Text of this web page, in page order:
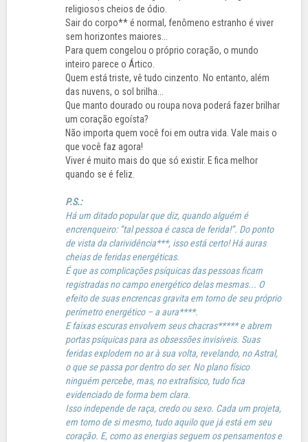
religiosos cheios de ódio.
Sair do corpo** é normal, fenômeno estranho é viver
sem horizontes maiores...
Para quem congelou o próprio coração, o mundo
inteiro parece o Ártico.
Quem está triste, vê tudo cinzento. No entanto, além
das nuvens, o sol brilha...
Que manto dourado ou roupa nova poderá fazer brilhar
um coração egoísta?
Não importa quem você foi em outra vida. Vale mais o
que você faz agora!
Viver é muito mais do que só existir. E fica melhor
quando se é feliz.
P.S.:
Há um ditado popular que diz, quando alguém é
encrenqueiro: “tal pessoa é casca de ferida!”. Do ponto
de vista da clarividência***, isso está certo! Há auras
cheias de feridas energéticas.
É que as complicações psíquicas das pessoas ficam
registradas no campo energético delas mesmas... O
efeito de suas encrencas gravita em torno de seu próprio
perímetro energético – a aura****.
E faixas escuras envolvem seus chacras***** e abrem
portas psíquicas para as obsessões invisíveis. Suas
feridas explodem no ar à sua volta, revelando, no Astral,
o que se passa por dentro do ser. No plano físico
ninguém percebe, mas, no extrafísico, tudo fica
evidenciado de forma bem clara.
Isso independe de raça, credo ou sexo. Cada um projeta,
em torno de si mesmo, tudo aquilo que já está em seu
coração. E, como as energias seguem os pensamentos e